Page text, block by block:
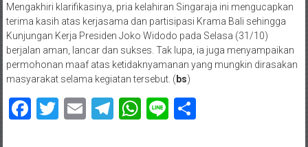
Mengakhiri klarifikasinya, pria kelahiran Singaraja ini mengucapkan
terima kasih atas kerjasama dan partisipasi Krama Bali sehingga
Kunjungan Kerja Presiden Joko Widodo pada Selasa (31/10)
berjalan aman, lancar dan sukses. Tak lupa, ia juga menyampaikan
permohonan maaf atas ketidaknyamanan yang mungkin dirasakan
masyarakat selama kegiatan tersebut. (bs)
Facebook
Twitter
EmailTelegram
WhatsApp
LineShare